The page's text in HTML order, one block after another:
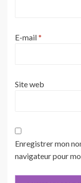
E-mail*
Site web
Enregistrer mon
navigateur pour